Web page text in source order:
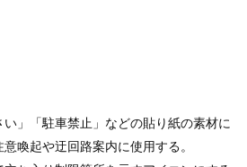
い」「駐車禁止」などの貼り紙の素材に
喚起や迂回路案内に使用する。